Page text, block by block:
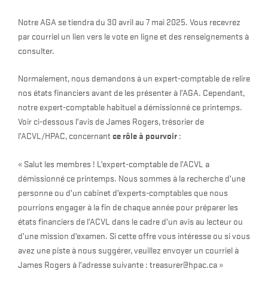
Notre AGA se tiendra du 30 avril au 7 mai 2025. Vous recevrez
par courriel un lien vers le vote en ligne et des renseignements à
consulter.
Normalement, nous demandons à un expert-comptable de relire
nos états financiers avant de les présenter à l’AGA. Cependant,
notre expert-comptable habituel a démissionné ce printemps.
Voir ci-dessous l’avis de James Rogers, trésorier de
l’ACVL/HPAC, concernantce rôle à pourvoir:
« Salut les membres ! L’expert-comptable de l’ACVL a
démissionné ce printemps. Nous sommes à la recherche d’une
personne ou d’un cabinet d’experts-comptables que nous
pourrions engager à la fin de chaque année pour préparer les
états financiers de l’ACVL dans le cadre d’un avis au lecteur ou
d’une mission d’examen. Si cette offre vous intéresse ou si vous
avez une piste à nous suggérer, veuillez envoyer un courriel à
James Rogers à l’adresse suivante : treasurer@hpac.ca »